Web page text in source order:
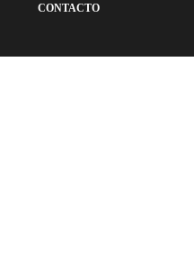
CONTACTO